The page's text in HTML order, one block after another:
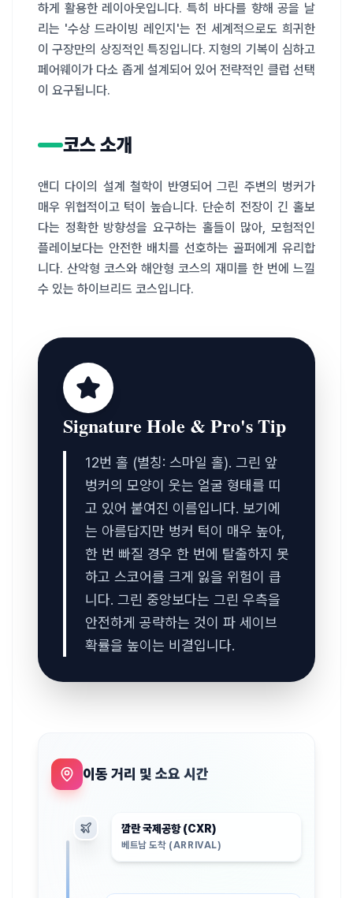
하게 활용한 레이아웃입니다. 특히 바다를 향해 공을 날
리는 '수상 드라이빙 레인지'는 전 세계적으로도 희귀한
이 구장만의 상징적인 특징입니다. 지형의 기복이 심하고
페어웨이가 다소 좁게 설계되어 있어 전략적인 클럽 선택
이 요구됩니다.
코스 소개
앤디 다이의 설계 철학이 반영되어 그린 주변의 벙커가
매우 위협적이고 턱이 높습니다. 단순히 전장이 긴 홀보
다는 정확한 방향성을 요구하는 홀들이 많아, 모험적인
플레이보다는 안전한 배치를 선호하는 골퍼에게 유리합
니다. 산악형 코스와 해안형 코스의 재미를 한 번에 느낄
수 있는 하이브리드 코스입니다.
Signature Hole & Pro's Tip
12번 홀 (별칭: 스마일 홀). 그린 앞
벙커의 모양이 웃는 얼굴 형태를 띠
고 있어 붙여진 이름입니다. 보기에
는 아름답지만 벙커 턱이 매우 높아,
한 번 빠질 경우 한 번에 탈출하지 못
하고 스코어를 크게 잃을 위험이 큽
니다. 그린 중앙보다는 그린 우측을
안전하게 공략하는 것이 파 세이브
확률을 높이는 비결입니다.
이동 거리 및 소요 시간
깜란 국제공항 (CXR)
베트남 도착 (ARRIVAL)